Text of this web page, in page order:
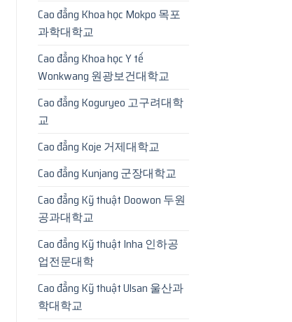
Cao đẳng Khoa học Mokpo 목포
과학대학교
Cao đẳng Khoa học Y tế
Wonkwang 원광보건대학교
Cao đẳng Koguryeo 고구려대학
교
Cao đẳng Koje 거제대학교
Cao đẳng Kunjang 군장대학교
Cao đẳng Kỹ thuật Doowon 두원
공과대학교
Cao đẳng Kỹ thuật Inha 인하공
업전문대학
Cao đẳng Kỹ thuật Ulsan 울산과
학대학교